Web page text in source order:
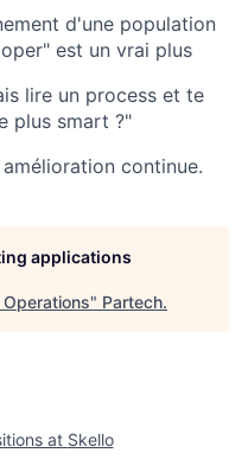
d'une population
est un vrai plus
lire un process et te
plus smart ?"
continue.
applications
Operations" Partech.
at Skello